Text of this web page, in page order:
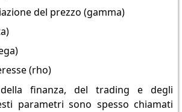
del prezzo (gamma)
(rho)
finanza, del trading e degli
parametri sono spesso chiamati